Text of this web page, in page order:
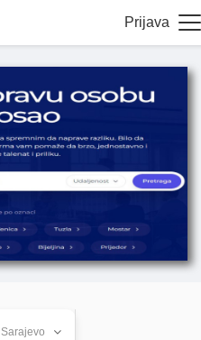
Prijava